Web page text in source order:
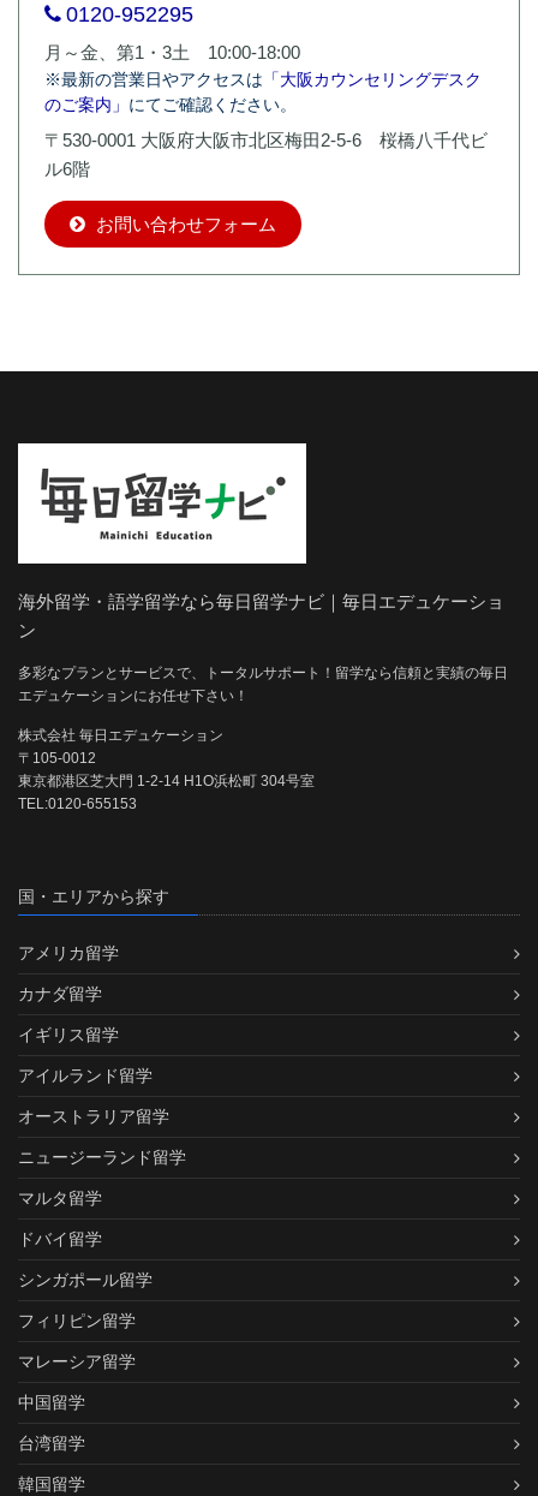
0120-952295
月～金、第1・3土 10:00-18:00
※最新の営業日やアクセスは 「大阪カウンセリングデスク
のご案内」 にてご確認ください。
〒530-0001 大阪府大阪市北区梅田2-5-6 桜橋八千代ビ
ル6階
お問い合わせフォーム
海外留学・語学留学なら毎日留学ナビ｜毎日エデュケーショ
ン
多彩なプランとサービスで、トータルサポート！留学なら信頼と実績の毎日
エデュケーションにお任せ下さい！
株式会社 毎日エデュケーション
〒105-0012
東京都港区芝大門 1-2-14 H1O浜松町 304号室
TEL:0120-655153
国・エリアから探す
アメリカ留学
カナダ留学
イギリス留学
アイルランド留学
オーストラリア留学
ニュージーランド留学
マルタ留学
ドバイ留学
シンガポール留学
フィリピン留学
マレーシア留学
中国留学
台湾留学
韓国留学